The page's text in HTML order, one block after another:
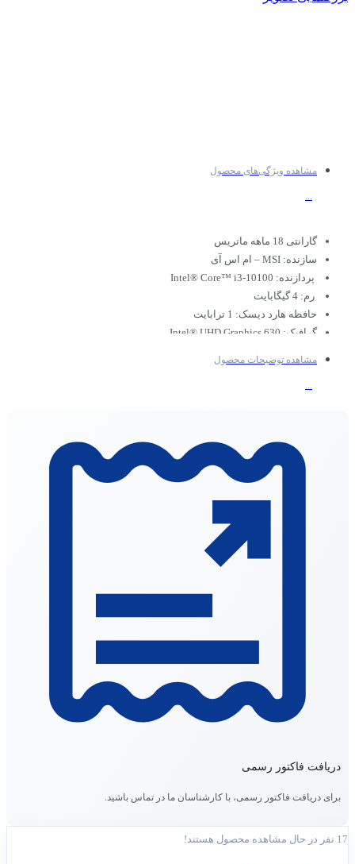
مشاهده ویژگی‌های محصول
گارانتی 18 ماهه ماتریس
سازنده: MSI – ام اس آی
پردازنده: Intel® Core™ i3-10100
رم: 4 گیگابایت
حافظه هارد دیسک: 1 ترابایت
گرافیک: Intel® UHD Graphics 630
صفحه نمایش لمسی : دارد
مشاهده توضیحات محصول
دریافت فاکتور رسمی
برای دریافت فاکتور رسمی، با کارشناسان ما در تماس باشید.
17 نفر در حال مشاهده محصول هستند!